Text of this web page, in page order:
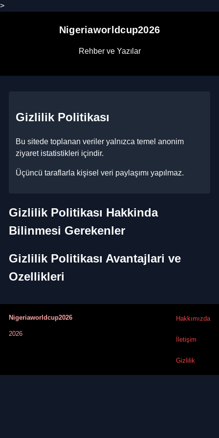
>
Nigeriaworldcup2026
Rehber ve Yazılar
Gizlilik Politikası
Bu sitede toplanan veriler yalnızca temel anonim
ziyaret istatistikleri içindir.
Üçüncü taraflarla kişisel veri paylaşımı yapılmaz.
Gizlilik Politikası Hakkinda
Bilinmesi Gerekenler
Gizlilik Politikası Avantajlari ve
Ozellikleri
Nigeriaworldcup2026
2026
Hakkımızda
İletişim
Gizlilik